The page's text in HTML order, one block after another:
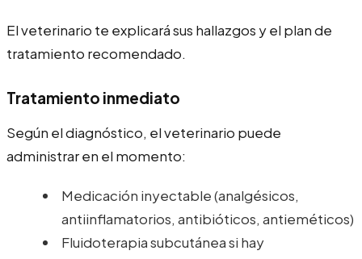
El veterinario te explicará sus hallazgos y el plan de
tratamiento recomendado.
Tratamiento inmediato
Según el diagnóstico, el veterinario puede
administrar en el momento:
Medicación inyectable (analgésicos,
antiinflamatorios, antibióticos, antieméticos)
Fluidoterapia subcutánea si hay